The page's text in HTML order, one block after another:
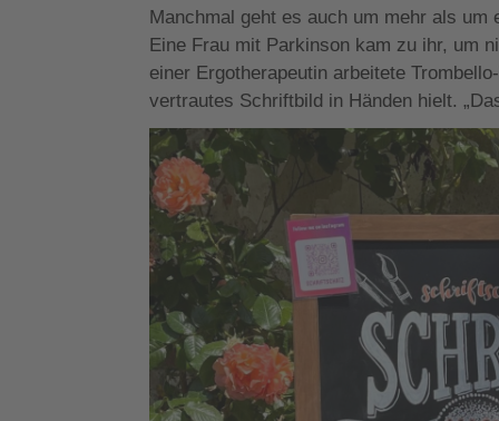
Manchmal geht es auch um mehr als
Eine Frau mit Parkinson kam zu ihr, um
einer Ergotherapeutin arbeitete
vertrautes Schriftbild in Händen hielt.